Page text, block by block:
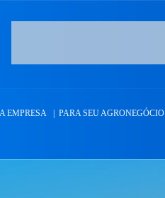
EMPRESA PARA SEU AGRONEGÓCIO